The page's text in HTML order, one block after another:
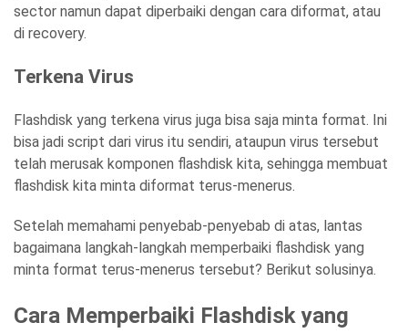
sector namun dapat diperbaiki dengan cara diformat, atau
di recovery.
Terkena Virus
Flashdisk yang terkena virus juga bisa saja minta format. Ini
bisa jadi script dari virus itu sendiri, ataupun virus tersebut
telah merusak komponen flashdisk kita, sehingga membuat
flashdisk kita minta diformat terus-menerus.
Setelah memahami penyebab-penyebab di atas, lantas
bagaimana langkah-langkah memperbaiki flashdisk yang
minta format terus-menerus tersebut? Berikut solusinya.
Cara Memperbaiki Flashdisk yang